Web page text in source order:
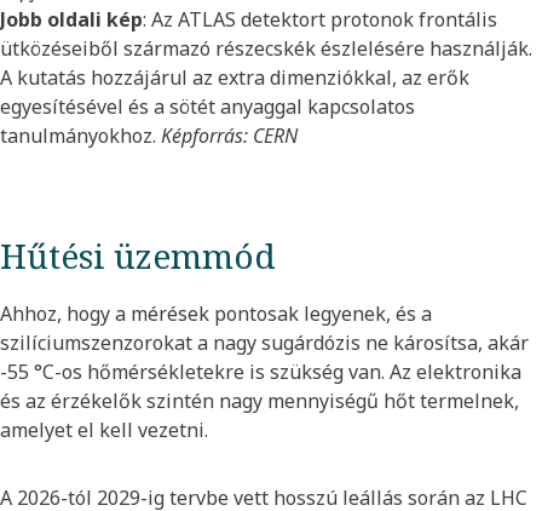
Jobb oldali kép: Az ATLAS detektort protonok frontális
ütközéseiből származó részecskék észlelésére használják.
A kutatás hozzájárul az extra dimenziókkal, az erők
egyesítésével és a sötét anyaggal kapcsolatos
tanulmányokhoz. Képforrás: CERN
Hűtési üzemmód
Ahhoz, hogy a mérések pontosak legyenek, és a
szilíciumszenzorokat a nagy sugárdózis ne károsítsa, akár
-55 °C-os hőmérsékletekre is szükség van. Az elektronika
és az érzékelők szintén nagy mennyiségű hőt termelnek,
amelyet el kell vezetni.
A 2026-tól 2029-ig tervbe vett hosszú leállás során az LHC